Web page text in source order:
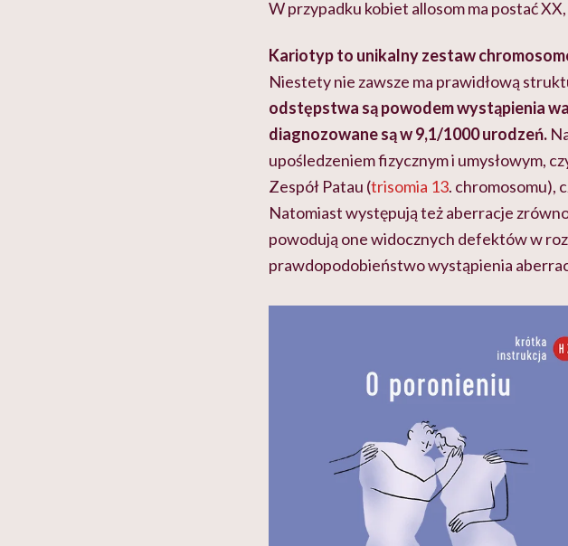
W przypadku kobiet allosom ma postać XX,
Kariotyp to unikalny zestaw
Niestety nie zawsze ma prawidłową
odstępstwa są powodem wystąpienia
diagnozowane są w 9,1/1000 urodzeń.
upośledzeniem fizycznym i umysłowym,
Zespół Patau (trisomia 13. chromosomu),
Natomiast występują też aberracje
powodują one widocznych defektów w
prawdopodobieństwo wystąpienia